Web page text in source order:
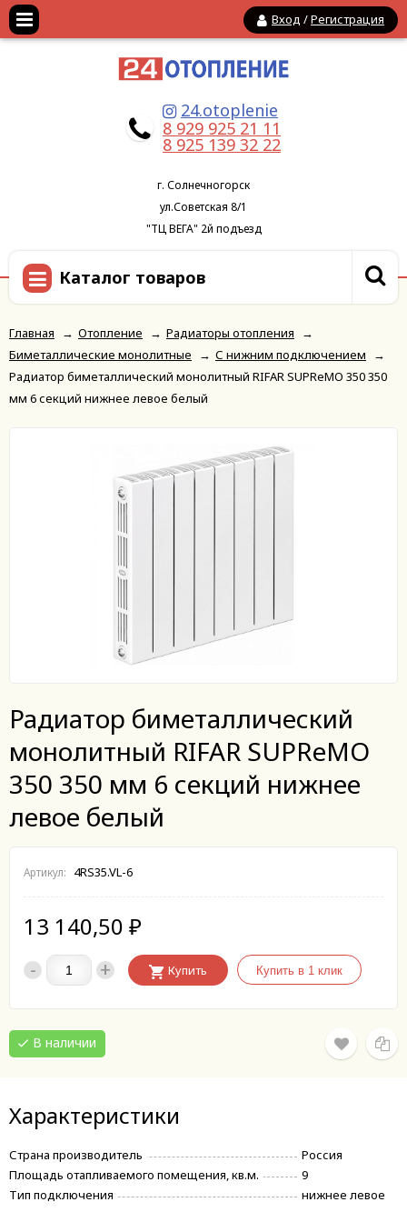
Вход /Регистрация
24.otoplenie
8 929 925 21 11
8 925 139 32 22
г. Солнечногорск
ул.Советская 8/1
"ТЦ ВЕГА" 2й подъезд
Каталог товаров
Главная → Отопление → Радиаторы отопления
→
Биметаллические монолитные
→ С нижним подключением
→
Радиатор биметаллический монолитный RIFAR SUPReMO 350 350
мм 6 секций нижнее левое белый
Радиатор биметаллический
монолитный RIFAR SUPReMO
350 350 мм 6 секций нижнее
левое белый
Артикул: 4RS35.VL-6
13 140,50 ₽
- + Купить
В наличии
Характеристики
Страна производитель
Россия
Площадь отапливаемого помещения, кв.м.
9
Тип подключения
нижнее левое